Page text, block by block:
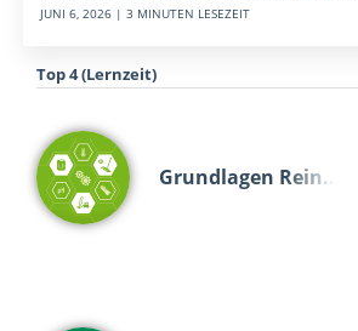
JUNI 6, 2026 | 3 MINUTEN LESEZEIT
Top 4 (Lernzeit)
Grundlagen Rein…